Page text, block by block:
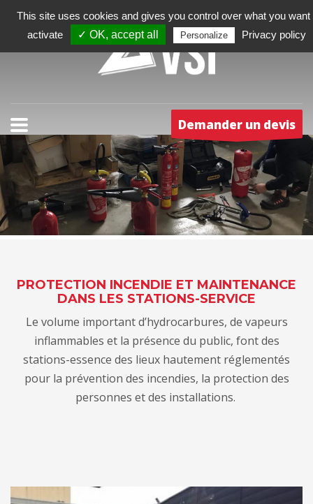
Demander un devis
PROTECTION INCENDIE ET MAINTENANCE
DANS LES STATIONS-SERVICE
Le volume important d’hydrocarbures, de vapeurs
inflammables et la présence du public, font des
stations-essence des lieux hautement réglementés
pour la prévention des incendies, la protection des
personnes et des installations.
This site uses cookies and gives you control over what you want
activate
✓ OK, accept all Personalize Privacy policy